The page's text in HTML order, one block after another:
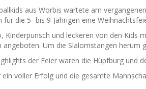
aus Worbis wartete am
für die 5- bis 9-Jährigen eine
Kinderpunsch und leckeren von den Kids
angeboten. Um die Slalomstangen herum
der Feier waren die Hüpfburg und
ein voller Erfolg und die gesamte